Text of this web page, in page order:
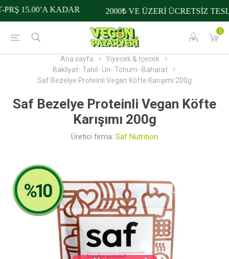
0
15.00’A KADAR 2000₺ VE ÜZERİ ÜCRETSİZ
Ana sayfa
Yiyecek & İçecek
Bakliyat- Tahıl- Un- Tohum -Baharat
Saf Bezelye Proteinli Vegan Köfte Karışımı 200g
Saf Bezelye Proteinli Vegan Köfte
Karışımı 200g
Üretici firma: Saf Nutrition